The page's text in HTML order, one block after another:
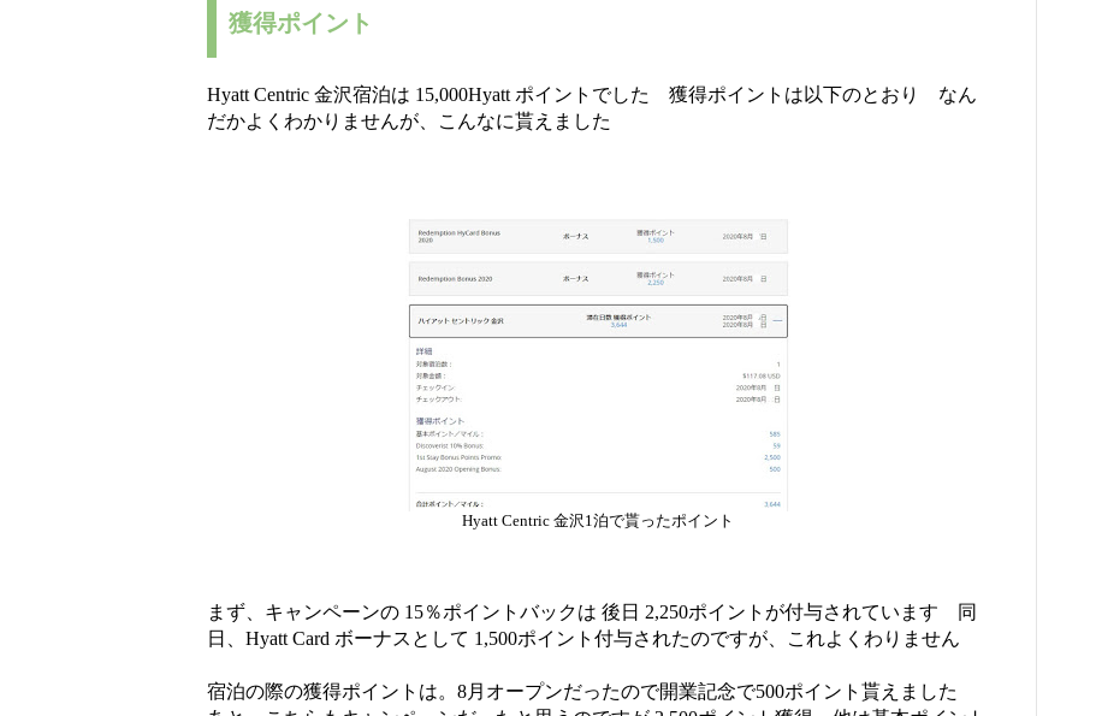
獲得ポイント
Hyatt Centric 金沢宿泊は 15,000Hyatt ポイントでした 獲得ポイントは以下のとおり なん
だかよくわかりませんが、こんなに貰えました
Hyatt Centric 金沢1泊で貰ったポイント
まず、キャンペーンの 15％ポイントバックは 後日 2,250ポイントが付与されています 同
日、Hyatt Card ボーナスとして 1,500ポイント付与されたのですが、これよくわりません
宿泊の際の獲得ポイントは。8月オープンだったので開業記念で500ポイント貰えました